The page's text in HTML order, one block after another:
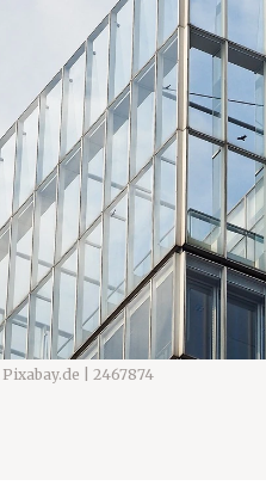
Pixabay.de | 2467874